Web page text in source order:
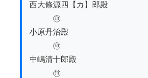
西大條源四【カ】郎殿
㊞
小原丹治殿
㊞
中嶋清十郎殿
㊞